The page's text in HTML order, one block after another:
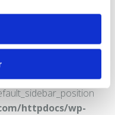
httpdocs/wp-